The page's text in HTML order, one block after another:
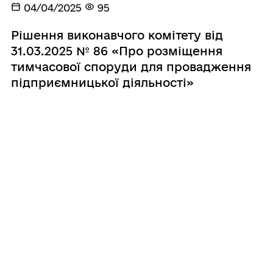
04/04/2025 95
Рішення виконавчого комітету від
31.03.2025 № 86 «Про розміщення
тимчасової споруди для провадження
підприємницької діяльності»